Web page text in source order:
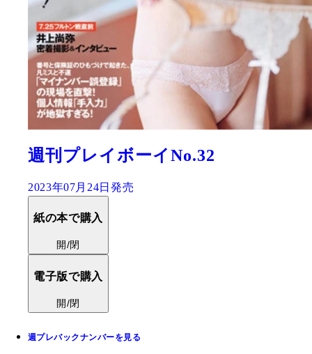
週刊プレイボーイNo.32
2023年07月24日発売
紙の本で購入
開/閉
電子版で購入
開/閉
週プレバックナンバーを見る